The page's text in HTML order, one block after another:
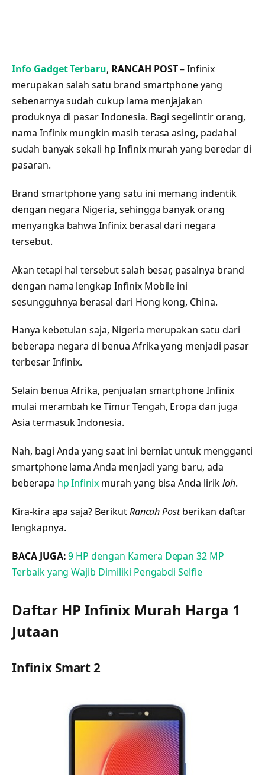
Info Gadget Terbaru, RANCAH POST– Infinix
merupakan salah satu brand smartphone yang
sebenarnya sudah cukup lama menjajakan
produknya di pasar Indonesia. Bagi segelintir orang,
nama Infinix mungkin masih terasa asing, padahal
sudah banyak sekali hp Infinix murah yang beredar di
pasaran.
Brand smartphone yang satu ini memang indentik
dengan negara Nigeria, sehingga banyak orang
menyangka bahwa Infinix berasal dari negara
tersebut.
Akan tetapi hal tersebut salah besar, pasalnya brand
dengan nama lengkap Infinix Mobile ini
sesungguhnya berasal dari Hong kong, China.
Hanya kebetulan saja, Nigeria merupakan satu dari
beberapa negara di benua Afrika yang menjadi pasar
terbesar Infinix.
Selain benua Afrika, penjualan smartphone Infinix
mulai merambah ke Timur Tengah, Eropa dan juga
Asia termasuk Indonesia.
Nah, bagi Anda yang saat ini berniat untuk mengganti
smartphone lama Anda menjadi yang baru, ada
beberapa hp Infinix murah yang bisa Anda lirikloh.
Kira-kira apa saja? BerikutRancah Postberikan daftar
lengkapnya.
BACA JUGA: 9 HP dengan Kamera Depan 32 MP
Terbaik yang Wajib Dimiliki Pengabdi Selfie
Daftar HP Infinix Murah Harga 1
Jutaan
Infinix Smart 2